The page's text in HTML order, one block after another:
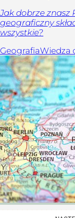
Jak dobrze znasz
geograficzny
wszystkie?
GeografiaWiedza